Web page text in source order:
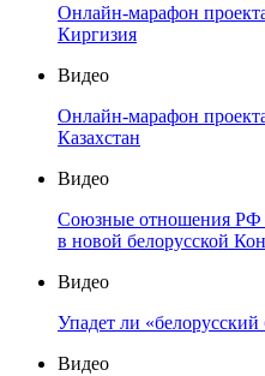
Онлайн-марафон
Киргизия
Видео
Онлайн-марафон
Казахстан
Видео
Союзные отношения РФ
в новой белорусской
Видео
Упадет ли «белорусский
Видео